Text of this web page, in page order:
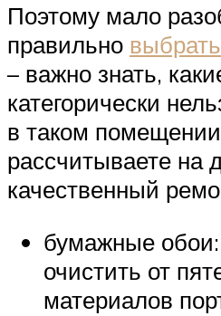
Поэтому мало
правильно
– важно знать,
категорически
в таком
рассчитываете на
качественный
бумажные
очистить от
материалов